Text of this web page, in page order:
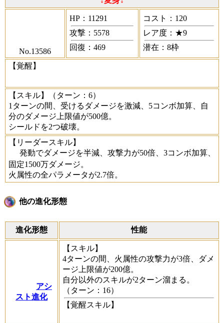
No.13586
HP：11291
攻撃：5578
回復：469
コスト：120
レア度：★9
潜在：8枠
【覚醒】
【スキル】
（ターン：6）
1ターンの間、受けるダメージを激減、5コンボ加算、自
分のダメージ上限値が500億。
シールドを2つ破壊。
【リーダースキル】
発動でダメージを半減、攻撃力が50倍、3コンボ加算、
固定1500万ダメージ。
火属性の全パラメータが2.7倍。
他の進化形態
進化形態 性能
アシ
スト進化
【スキル】
4ターンの間、火属性の攻撃力が3倍、ダメ
ージ上限値が200億。
自分以外のスキルが2ターン溜まる。
（ターン：16）
【覚醒スキル】